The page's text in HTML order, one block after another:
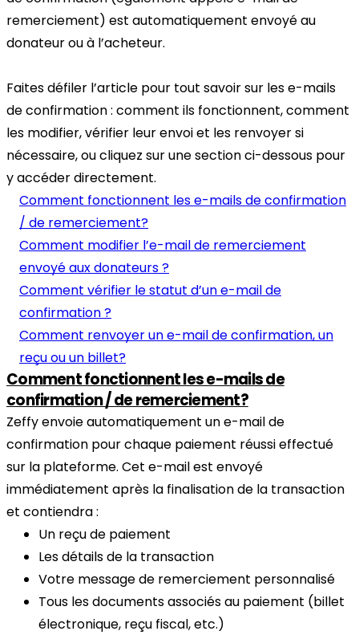
remerciement) est automatiquement envoyé au
donateur ou à l’acheteur.
Faites défiler l’article pour tout savoir sur les e-mails
de confirmation : comment ils fonctionnent, comment
les modifier, vérifier leur envoi et les renvoyer si
nécessaire, ou cliquez sur une section ci-dessous pour
y accéder directement.
Comment fonctionnent les e-mails de confirmation
/ de remerciement?
Comment modifier l’e-mail de remerciement
envoyé aux donateurs ?
Comment vérifier le statut d’un e-mail de
confirmation ?
Comment renvoyer un e-mail de confirmation, un
reçu ou un billet?
Comment fonctionnent les e-mails de
confirmation / de remerciement?
Zeffy envoie automatiquement un e-mail de
confirmation pour chaque paiement réussi effectué
sur la plateforme. Cet e-mail est envoyé
immédiatement après la finalisation de la transaction
et contiendra :
Un reçu de paiement
Les détails de la transaction
Votre message de remerciement personnalisé
Tous les documents associés au paiement (billet
électronique, reçu fiscal, etc.)